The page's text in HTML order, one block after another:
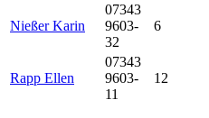
Nießer Karin
07343
9603-
32
6
Rapp Ellen
07343
9603-
11
12